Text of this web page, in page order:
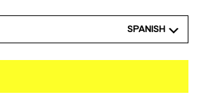
SPANISH